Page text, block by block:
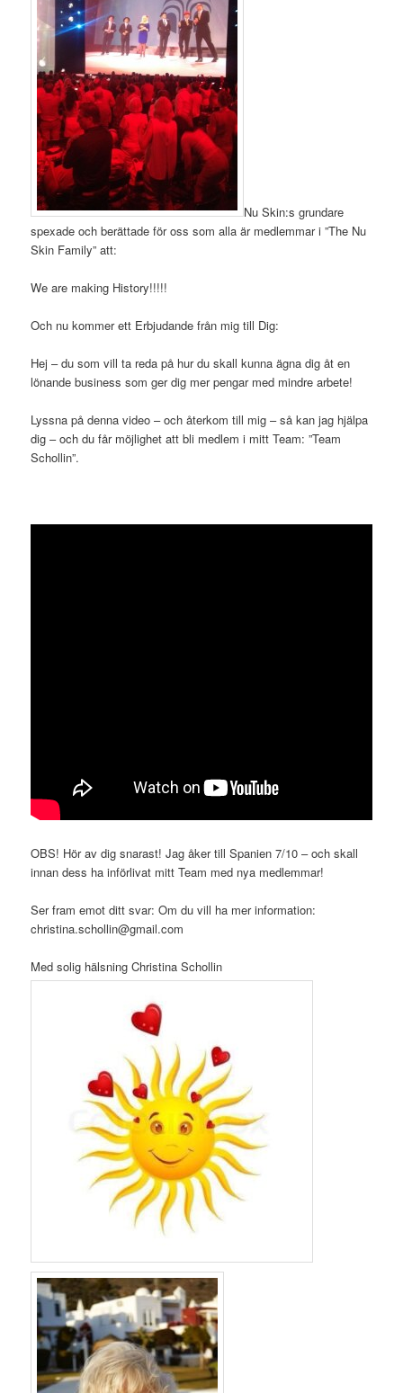
Nu Skin:s grundare
spexade och berättade för oss som alla är medlemmar i ”The Nu
Skin Family” att:
We are making History!!!!!
Och nu kommer ett Erbjudande från mig till Dig:
Hej – du som vill ta reda på hur du skall kunna ägna dig åt en
lönande business som ger dig mer pengar med mindre arbete!
Lyssna på denna video – och återkom till mig – så kan jag hjälpa
dig – och du får möjlighet att bli medlem i mitt Team: ”Team
Schollin”.
OBS! Hör av dig snarast! Jag åker till Spanien 7/10 – och skall
innan dess ha införlivat mitt Team med nya medlemmar!
Ser fram emot ditt svar: Om du vill ha mer information:
christina.schollin@gmail.com
Med solig hälsning Christina Schollin